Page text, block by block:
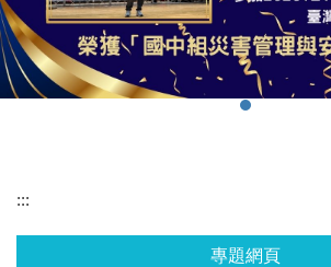
:::
專題網頁